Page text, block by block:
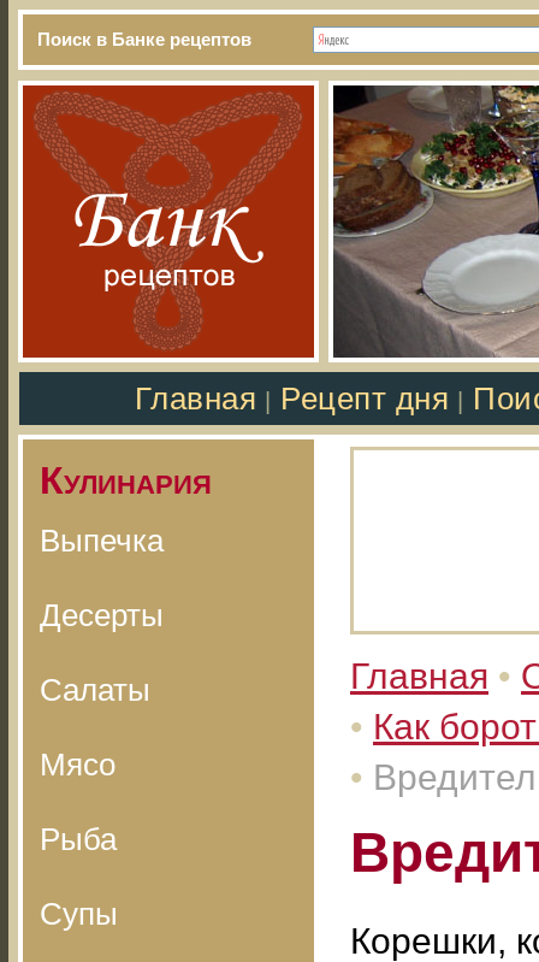
Поиск в Банке рецептов
Главная Рецепт дня
Кулинария
Выпечка
Десерты
Салаты
Мясо
Рыба
Супы
Главная •
• Как
•
Корешки,